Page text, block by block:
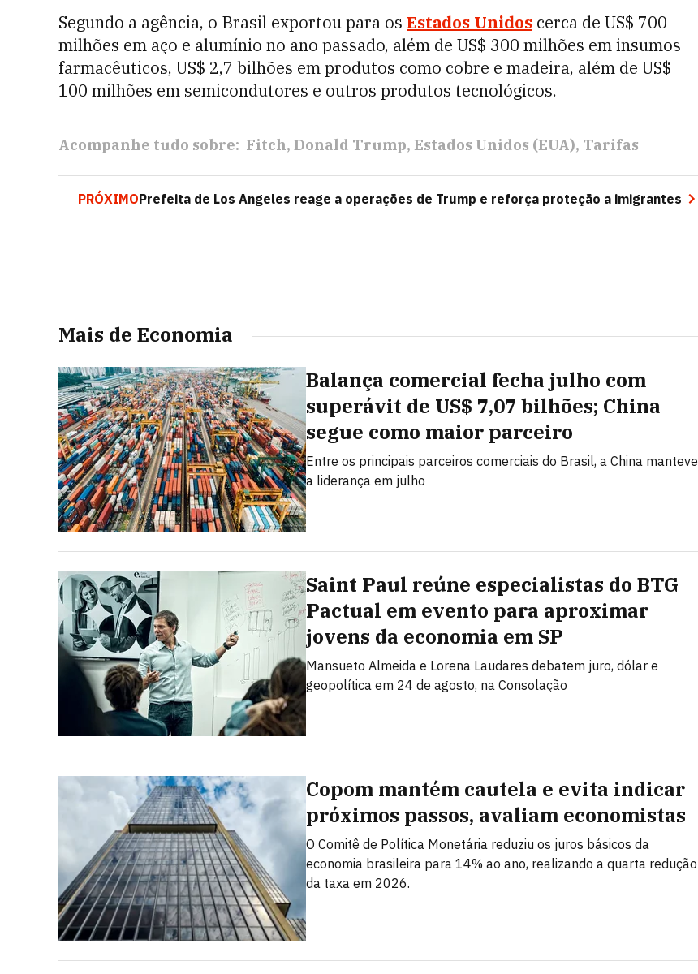
Segundo a agência, o Brasil exportou para os Estados Unidos cerca de US$ 700
milhões em aço e alumínio no ano passado, além de US$ 300 milhões em insumos
farmacêuticos, US$ 2,7 bilhões em produtos como cobre e madeira, além de US$
100 milhões em semicondutores e outros produtos tecnológicos.
Acompanhe tudo sobre: Fitch Donald Trump Estados Unidos (EUA) Tarifas
PRÓXIMOPrefeita de Los Angeles reage a operações de Trump e reforça proteção a imigrantes
Mais de Economia
Balança comercial fecha julho com
superávit de US$ 7,07 bilhões; China
segue como maior parceiro
Entre os principais parceiros comerciais do Brasil, a China manteve
a liderança em julho
Saint Paul reúne especialistas do BTG
Pactual em evento para aproximar
jovens da economia em SP
Mansueto Almeida e Lorena Laudares debatem juro, dólar e
geopolítica em 24 de agosto, na Consolação
Copom mantém cautela e evita indicar
próximos passos, avaliam economistas
O Comitê de Política Monetária reduziu os juros básicos da
economia brasileira para 14% ao ano, realizando a quarta redução
da taxa em 2026.